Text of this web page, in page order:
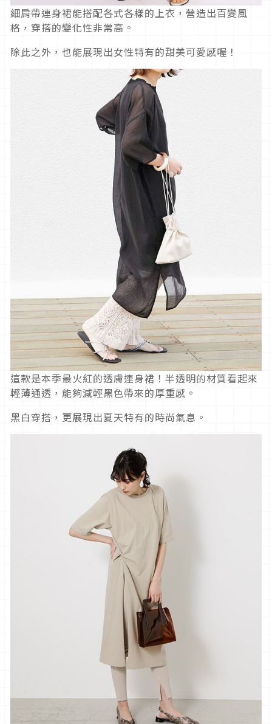
細肩帶連身裙能搭配各式各樣的上衣，營造出百變風
格，穿搭的變化性非常高。
除此之外，也能展現出女性特有的甜美可愛感喔！
這款是本季最火紅的透膚連身裙！半透明的材質看起來
輕薄通透，能夠減輕黑色帶來的厚重感。
黑白穿搭，更展現出夏天特有的時尚氣息。